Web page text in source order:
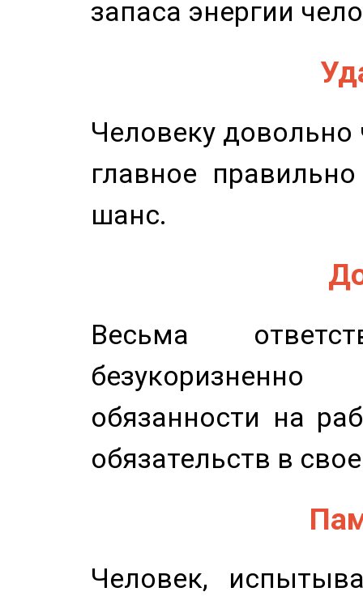
запаса энергии
Человеку довольно
главное
шанс.
Весьма
обязанности на
обязательств в
Человек,